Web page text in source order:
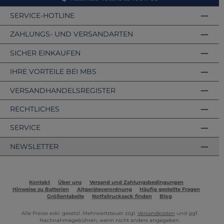
SERVICE-HOTLINE
ZAHLUNGS- UND VERSANDARTEN
VERSANDHANDELSREGISTER
SICHER EINKAUFEN
IHRE VORTEILE BEI MBS
RECHTLICHES
SERVICE
NEWSLETTER
Kontakt Über uns
Versand und Zahlungsbedingungen
Hinweise zu Batterien
Altgeräteverordnung
Häufig gestellte Fragen
Größentabelle
Notfallrucksack finden Blog
Alle Preise exkl. gesetzl. Mehrwertsteuer zzgl. Versandkosten und ggf.
Nachnahmegebühren, wenn nicht anders angegeben.